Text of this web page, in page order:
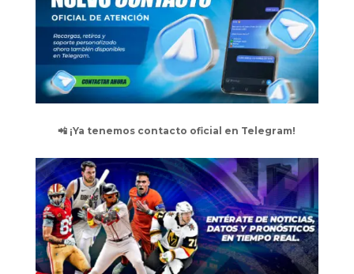
📲 ¡Ya tenemos contacto oficial en Telegram!